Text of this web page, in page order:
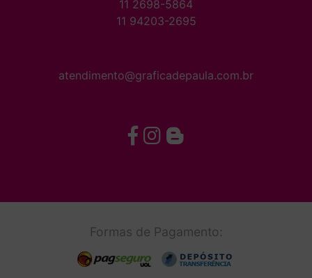
11 2698-5864
11 94203-2695
atendimento@graficadepaula.com.br
Formas de Pagamento: